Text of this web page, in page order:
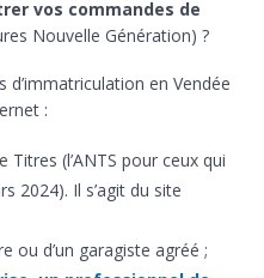
vos commandes de
Nouvelle Génération) ?
en Vendée
:
(l’ANTS pour ceux qui
2024). Il s’agit du site
ou d’un garagiste agréé ;